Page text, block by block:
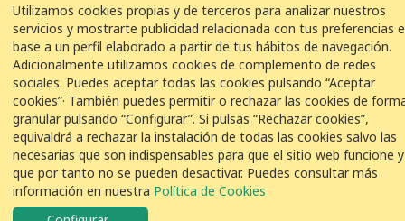
Utilizamos cookies propias y de terceros para analizar nuestros
servicios y mostrarte publicidad relacionada con tus preferencias
base a un perfil elaborado a partir de tus hábitos de navegación.
Adicionalmente utilizamos cookies de complemento de redes
sociales. Puedes aceptar todas las cookies pulsando “Aceptar
cookies”· También puedes permitir o rechazar las cookies de
granular pulsando “Configurar”. Si pulsas “Rechazar cookies”,
equivaldrá a rechazar la instalación de todas las cookies salvo las
necesarias que son indispensables para que el sitio web funcione y
que por tanto no se pueden desactivar. Puedes consultar más
información en nuestra Política de Cookies